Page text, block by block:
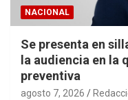
NACIONAL
Se presenta en
la audiencia en la
preventiva
agosto 7, 2026